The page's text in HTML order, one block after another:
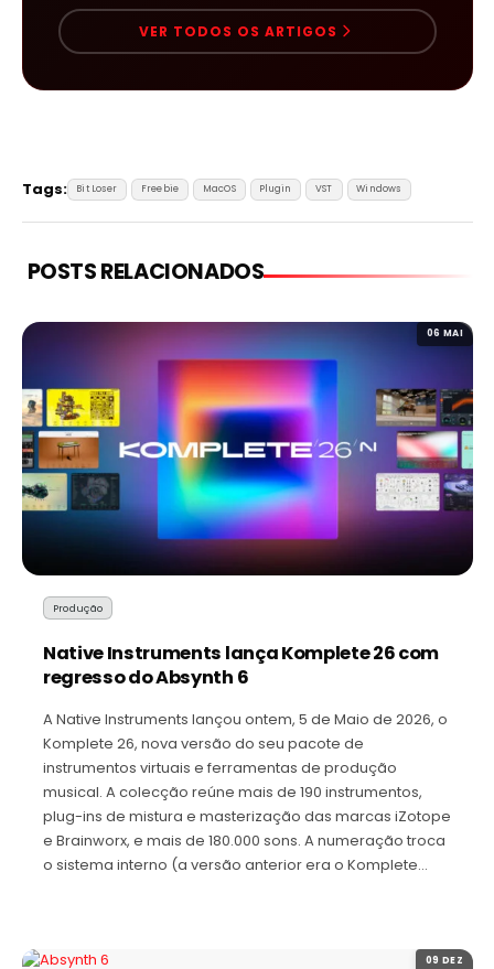
VER TODOS OS ARTIGOS
Tags: Bit Loser Freebie MacOS Plugin VST Windows
POSTS RELACIONADOS
06 MAI
Produção
Native Instruments lança Komplete 26 com
regresso do Absynth 6
A Native Instruments lançou ontem, 5 de Maio de 2026, o
Komplete 26, nova versão do seu pacote de
instrumentos virtuais e ferramentas de produção
musical. A colecção reúne mais de 190 instrumentos,
plug-ins de mistura e masterização das marcas iZotope
e Brainworx, e mais de 180.000 sons. A numeração troca
o sistema interno (a versão anterior era o Komplete…
09 DEZ